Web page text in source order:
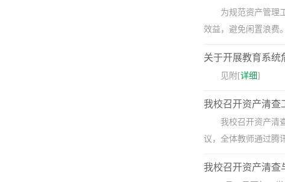
为规范资产管理
效益，避免闲
关于开展教育系统
​见附[详细]
我校召开资产清查
我校召开资产清
议，全体教师通过腾
我校召开资产清查